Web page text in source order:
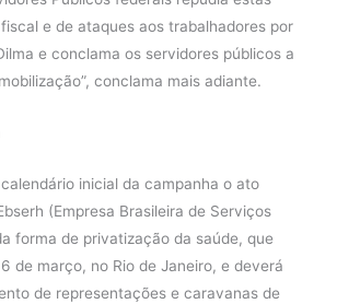
e de ataques aos trabalhadores por
e conclama os servidores públicos a
conclama mais adiante.
inicial da campanha o ato
(Empresa Brasileira de Serviços
forma de privatização da saúde, que
de março, no Rio de Janeiro, e deverá
de representações e caravanas de